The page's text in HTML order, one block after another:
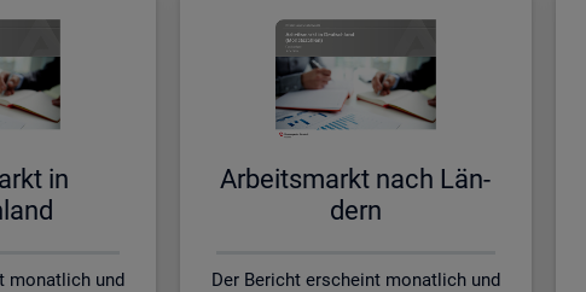
in
monatlich und
Ar­beits­markt nach Län­
dern
Der Bericht erscheint monatlich und